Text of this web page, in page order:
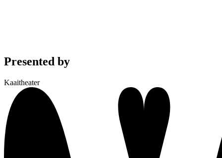
Presented by
Kaaitheater